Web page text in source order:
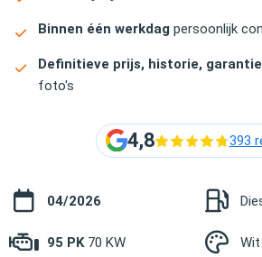
Binnen één werkdag persoonlijk
Definitieve prijs, historie, garantie
foto's
4,8 393
04/2026
95 PK 70 KW Wit